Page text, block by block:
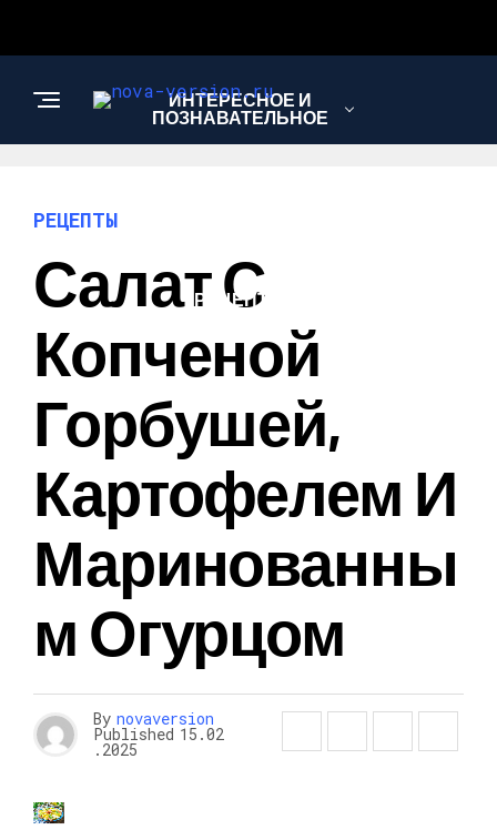
ИНТЕРЕСНОЕ И
ПОЗНАВАТЕЛЬНОЕ
РЕЦЕПТЫ
РЕЦЕПТЫ
Салат С
Копченой
Горбушей,
Картофелем И
Маринованны
М Огурцом
By novaversion
Published 15.02
.2025